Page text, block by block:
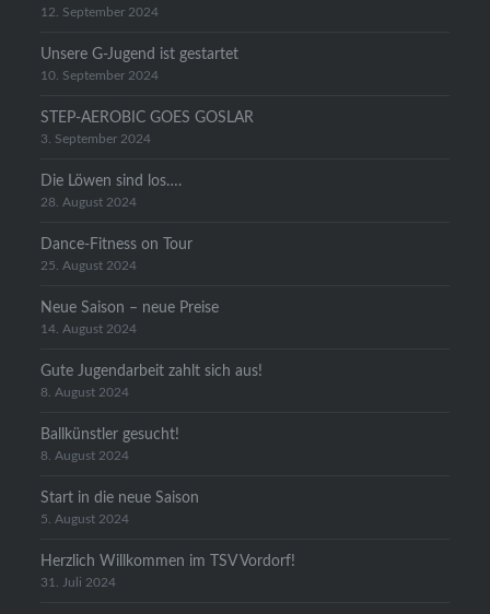
12. September 2024
Unsere G-Jugend ist gestartet
10. September 2024
STEP-AEROBIC GOES GOSLAR
3. September 2024
Die Löwen sind los….
28. August 2024
Dance-Fitness on Tour
25. August 2024
Neue Saison – neue Preise
14. August 2024
Gute Jugendarbeit zahlt sich aus!
8. August 2024
Ballkünstler gesucht!
8. August 2024
Start in die neue Saison
5. August 2024
Herzlich Willkommen im TSV Vordorf!
31. Juli 2024